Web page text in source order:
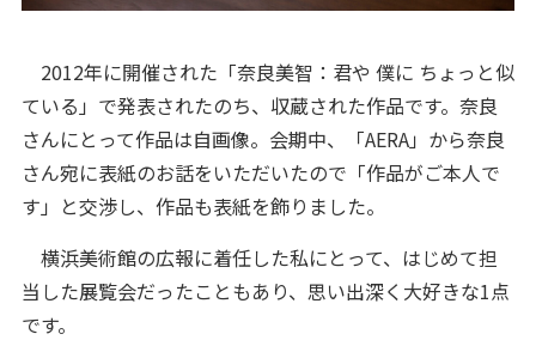
2012年に開催された「奈良美智：君や 僕に ちょっと似
ている」で発表されたのち、収蔵された作品です。奈良
さんにとって作品は自画像。会期中、「AERA」から奈良
さん宛に表紙のお話をいただいたので「作品がご本人で
す」と交渉し、作品も表紙を飾りました。
横浜美術館の広報に着任した私にとって、はじめて担
当した展覧会だったこともあり、思い出深く大好きな1点
です。